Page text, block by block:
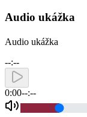
Audio ukážka
Audio ukážka
--:--
0:00--:--